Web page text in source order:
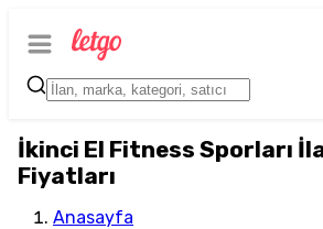
İkinci El Fitness Sporları
Fiyatları
Anasayfa